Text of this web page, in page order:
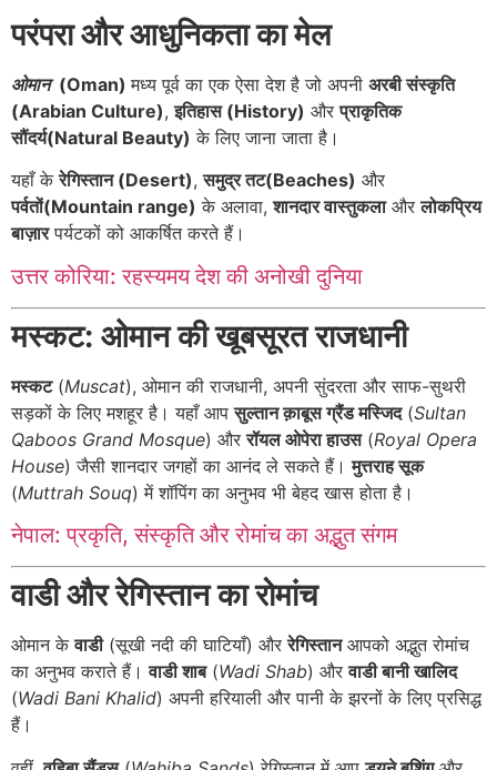
परंपरा और आधुनिकता का मेल
ओमान (Oman)मध्य पूर्व का एक ऐसा देश है जो अपनी अरबी संस्कृति
(Arabian Culture),इतिहास (History) औरप्राकृतिक
सौंदर्य(Natural Beauty) के लिए जाना जाता है।
यहाँ केरेगिस्तान (Desert),समुद्र तट(Beaches) और
पर्वतों(Mountain range) के अलावा,शानदार वास्तुकलाऔरलोकप्रिय
बाज़ारपर्यटकों को आकर्षित करते हैं।
उत्तर कोरिया: रहस्यमय देश की अनोखी दुनिया
मस्कट: ओमान की खूबसूरत राजधानी
मस्कट(Muscat), ओमान की राजधानी, अपनी सुंदरता और साफ-सुथरी
सड़कों के लिए मशहूर है। यहाँ आपसुल्तान क़ाबूस ग्रैंड मस्जिद(Sultan
Qaboos Grand Mosque) औररॉयल ओपेरा हाउस(Royal Opera
House) जैसी शानदार जगहों का आनंद ले सकते हैं।मुत्तराह सूक
(Muttrah Souq) में शॉपिंग का अनुभव भी बेहद खास होता है।
नेपाल: प्रकृति, संस्कृति और रोमांच का अद्भुत संगम
वाडी और रेगिस्तान का रोमांच
ओमान केवाडी(सूखी नदी की घाटियाँ) औररेगिस्तानआपको अद्भुत रोमांच
का अनुभव कराते हैं।वाडी शाब(Wadi Shab) औरवाडी बानी खालिद
(Wadi Bani Khalid) अपनी हरियाली और पानी के झरनों के लिए प्रसिद्ध
हैं।